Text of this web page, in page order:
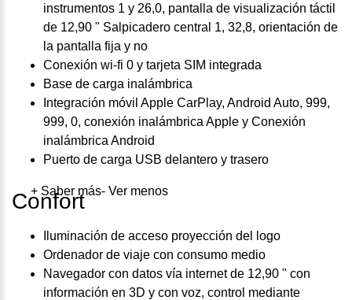
instrumentos 1 y 26,0, pantalla de visualización táctil
de 12,90 " Salpicadero central 1, 32,8, orientación de
la pantalla fija y no
Conexión wi-fi 0 y tarjeta SIM integrada
Base de carga inalámbrica
Integración móvil Apple CarPlay, Android Auto, 999,
999, 0, conexión inalámbrica Apple y Conexión
inalámbrica Android
Puerto de carga USB delantero y trasero
+ Saber más- Ver menos
Confort
Iluminación de acceso proyección del logo
Ordenador de viaje con consumo medio
Navegador con datos vía internet de 12,90 " con
información en 3D y con voz, control mediante